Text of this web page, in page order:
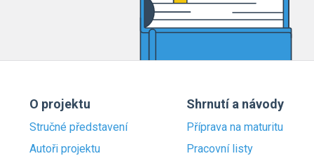
O projektu
Stručné představení
Autoři projektu
Shrnutí a návody
Příprava na maturitu
Pracovní listy